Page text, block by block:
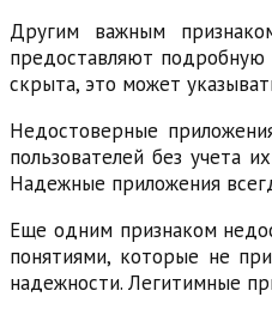
Другим важным
предоставляют
скрыта, это может
Недостоверные
пользователей без учета
Надежные приложения
Еще одним признаком
понятиями, которые не
надежности. Легитимные